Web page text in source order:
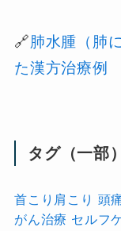
🔗肺水腫（肺
た漢方治療例
タグ（一部）
首こり肩こり 頭
がん治療 セルフ